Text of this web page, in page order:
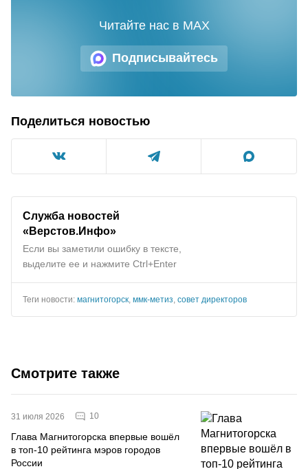
Подписывайтесь
Читайте нас в MAX
Поделиться новостью
Служба новостей
«Верстов.Инфо»
Если вы заметили ошибку в тексте,
выделите ее и нажмите Ctrl+Enter
Теги новости: магнитогорск ммк-метиз совет директоров
Смотрите также
31 июля 2026 10
Глава Магнитогорска впервые вошёл
в топ-10 рейтинга мэров городов
России